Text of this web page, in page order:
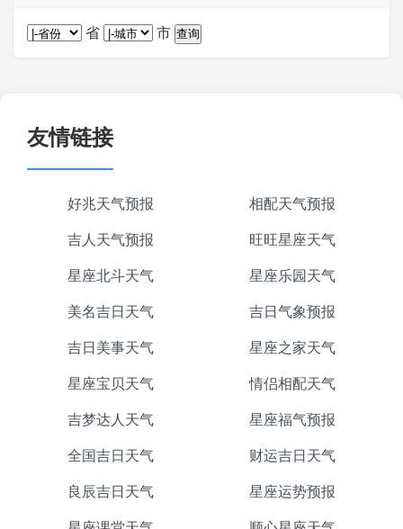
省 市
友情链接
好兆天气预报 相配天气预报
吉人天气预报 旺旺星座天气
星座北斗天气 星座乐园天气
美名吉日天气 吉日气象预报
吉日美事天气 星座之家天气
星座宝贝天气 情侣相配天气
吉梦达人天气 星座福气预报
全国吉日天气 财运吉日天气
良辰吉日天气 星座运势预报